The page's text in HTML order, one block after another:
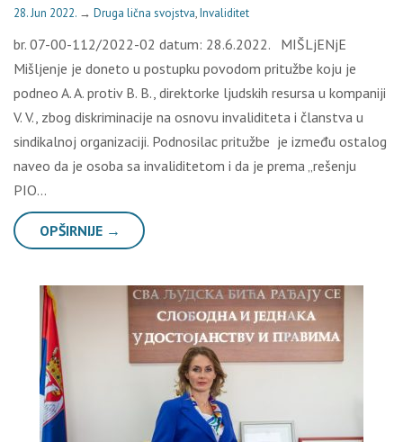
28. Jun 2022. → Druga lična svojstva,Invaliditet
br. 07-00-112/2022-02 datum: 28.6.2022. MIŠLjENjE
Mišljenje je doneto u postupku povodom pritužbe koju je
podneo A. A. protiv B. B., direktorke ljudskih resursa u kompaniji
V. V., zbog diskriminacije na osnovu invaliditeta i članstva u
sindikalnoj organizaciji. Podnosilac pritužbe je između ostalog
naveo da je osoba sa invaliditetom i da je prema „rešenju
PIO…
OPŠIRNIJE →